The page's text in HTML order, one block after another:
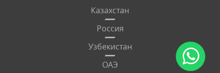
Казахстан
Россия
Узбекистан
ОАЭ